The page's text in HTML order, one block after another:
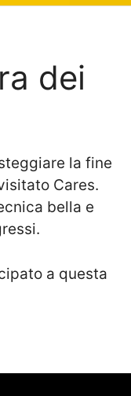
dei
la fine
Cares.
bella e
a questa